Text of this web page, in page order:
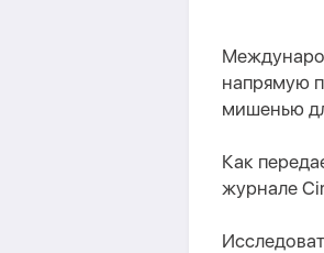
напрямую
мишенью
Как
журнале